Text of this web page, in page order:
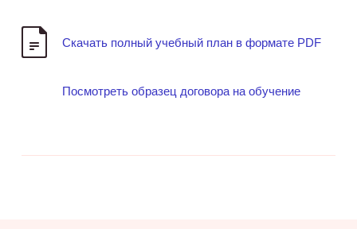
Скачать полный учебный план в формате PDF
Посмотреть образец договора на обучение